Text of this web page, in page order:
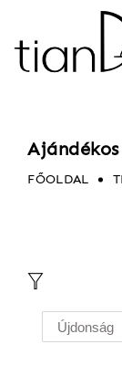
FŐOLDAL